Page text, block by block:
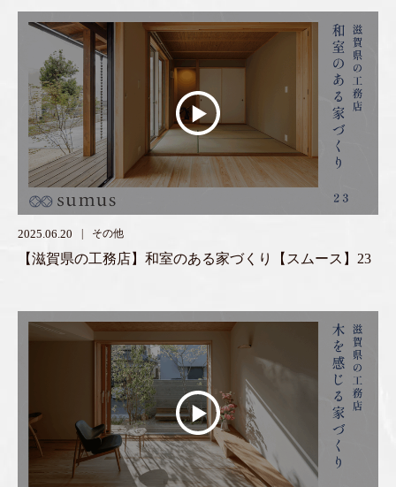
【滋賀県の工務店】和室のある家づくり【スムース】23
2025.06.20 その他